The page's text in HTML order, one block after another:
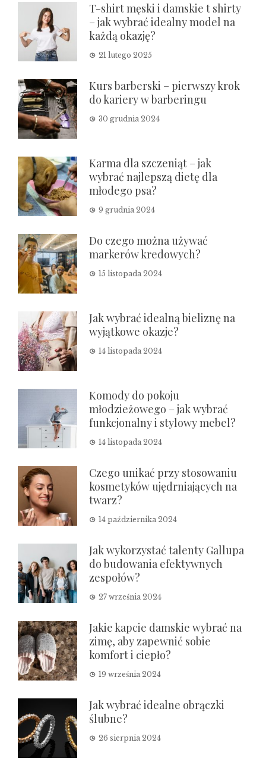
T-shirt męski i damskie t shirty
– jak wybrać idealny model na
każdą okazję?
21 lutego 2025
Kurs barberski – pierwszy krok
do kariery w barberingu
30 grudnia 2024
Karma dla szczeniąt – jak
wybrać najlepszą dietę dla
młodego psa?
9 grudnia 2024
Do czego można używać
markerów kredowych?
15 listopada 2024
Jak wybrać idealną bieliznę na
wyjątkowe okazje?
14 listopada 2024
Komody do pokoju
młodzieżowego – jak wybrać
funkcjonalny i stylowy mebel?
14 listopada 2024
Czego unikać przy stosowaniu
kosmetyków ujędrniających na
twarz?
14 października 2024
Jak wykorzystać talenty Gallupa
do budowania efektywnych
zespołów?
27 września 2024
Jakie kapcie damskie wybrać na
zimę, aby zapewnić sobie
komfort i ciepło?
19 września 2024
Jak wybrać idealne obrączki
ślubne?
26 sierpnia 2024